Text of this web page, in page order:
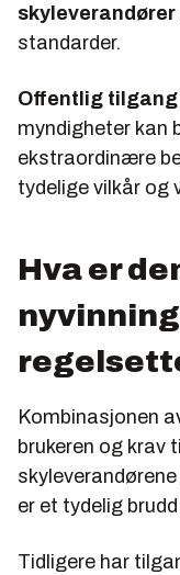
skyleverandører
standarder.
Offentlig
myndigheter kan
ekstraordinære
tydelige vilkår og
Hva er
Kombinasjonen
brukeren og krav
er et tydelig
Tidligere har